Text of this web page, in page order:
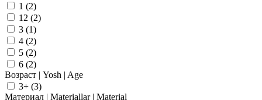
1 (2)
12 (2)
3 (1)
4 (2)
5 (2)
6 (2)
Возраст | Yosh | Age
3+ (3)
Материал | Materiallar | Material